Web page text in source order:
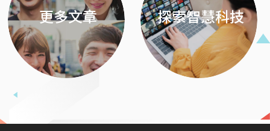
更多文章 探索智慧科技